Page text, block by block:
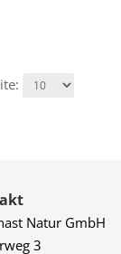
Natur GmbH
3